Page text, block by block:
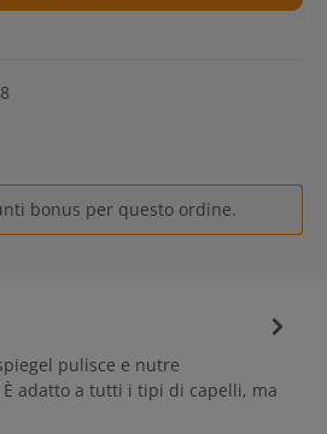
bonus per questo ordine.
pulisce e nutre
adatto a tutti i tipi di capelli, ma